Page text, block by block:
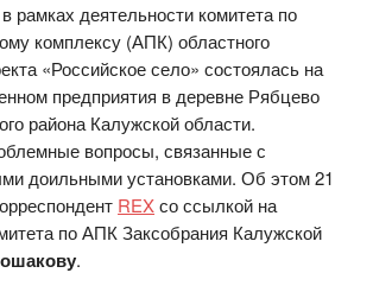
рамках деятельности комитета по
комплексу (АПК) областного
«Российское село» состоялась на
предприятия в деревне Рябцево
района Калужской области.
вопросы, связанные с
доильными установками. Об этом 21
REXсо ссылкой на
по АПК Заксобрания Калужской
.